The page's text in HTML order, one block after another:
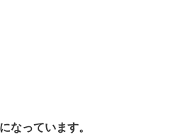
なっています。